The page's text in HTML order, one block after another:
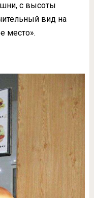
с высоты
вид на
место».